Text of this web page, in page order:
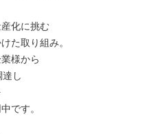
産化に挑む
た取り組み。
様から
し
です。